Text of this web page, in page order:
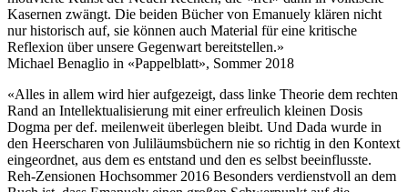
Kasernen zwängt. Die beiden Bücher von Emanuely klären nicht
nur historisch auf, sie können auch Material für eine kritische
Reflexion über unsere Gegenwart bereitstellen.»
Michael Benaglio in «Pappelblatt», Sommer 2018
«Alles in allem wird hier aufgezeigt, dass linke Theorie dem rechten
Rand an Intellektualisierung mit einer erfreulich kleinen Dosis
Dogma per def. meilenweit überlegen bleibt. Und Dada wurde in
den Heerscharen von Juliläumsbüchern nie so richtig in den Kontext
eingeordnet, aus dem es entstand und den es selbst beeinflusste.
Reh-Zensionen Hochsommer 2016 Besonders verdienstvoll an dem